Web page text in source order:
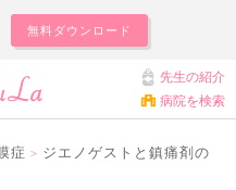
無料ダウンロード
先生の紹介
病院を検索
症 > ジエノゲストと鎮痛剤の